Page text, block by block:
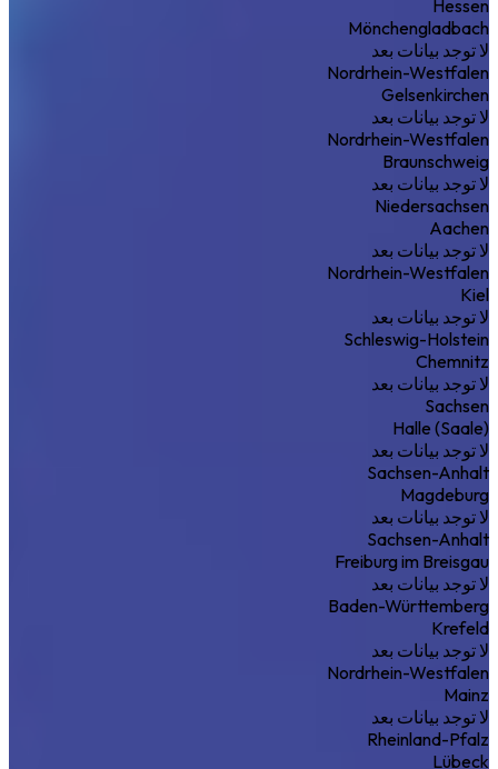
Hessen
Mönchengladbach
لا توجد بيانات بعد
Nordrhein-Westfalen
Gelsenkirchen
لا توجد بيانات بعد
Nordrhein-Westfalen
Braunschweig
لا توجد بيانات بعد
Niedersachsen
Aachen
لا توجد بيانات بعد
Nordrhein-Westfalen
Kiel
لا توجد بيانات بعد
Schleswig-Holstein
Chemnitz
لا توجد بيانات بعد
Sachsen
Halle (Saale)
لا توجد بيانات بعد
Sachsen-Anhalt
Magdeburg
لا توجد بيانات بعد
Sachsen-Anhalt
Freiburg im Breisgau
لا توجد بيانات بعد
Baden-Württemberg
Krefeld
لا توجد بيانات بعد
Nordrhein-Westfalen
Mainz
لا توجد بيانات بعد
Rheinland-Pfalz
Lübeck